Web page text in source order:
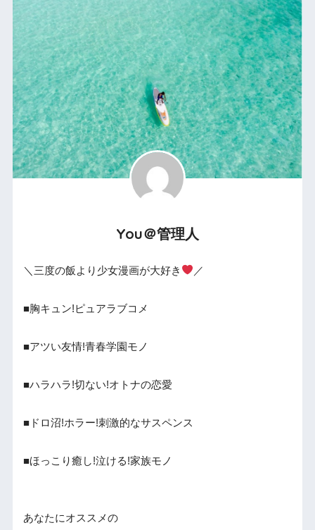
You＠管理人
＼三度の飯より少女漫画が大好き ／
■胸キュン!ピュアラブコメ
■アツい友情!青春学園モノ
■ハラハラ!切ない!オトナの恋愛
■ドロ沼!ホラー!刺激的なサスペンス
■ほっこり癒し!泣ける!家族モノ
あなたにオススメの